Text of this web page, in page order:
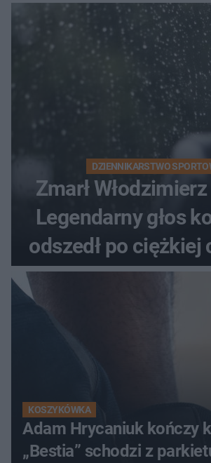
DZIENNIKARSTWO
Zmarł
Legendarny głos
odszedł po ciężkiej
KOSZYKÓWKA
Adam Hrycaniuk kończy
„Bestia” schodzi z